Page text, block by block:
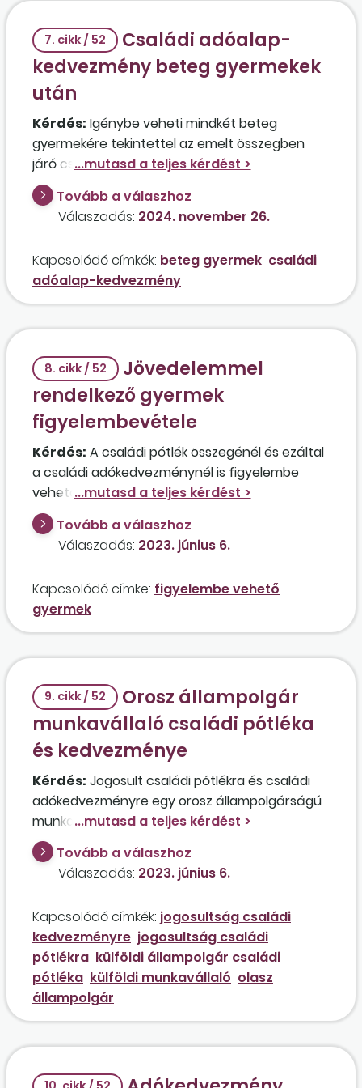
7. cikk / 52
Családi adóalap-
kedvezmény beteg gyermekek
után
Kérdés: Igénybe veheti mindkét beteg
gyermekére tekintettel az emelt összegben
járó családi adóalap-kedvezményt az
édesanya abban az esetben, ha egyedül neveli
7 éves kislányát, aki tartós betegségére
tekintettel emelt összegű családi pótlékot kap,
is, aki születése óta siketnéma, a családi
pótlékot saját jogán kapja, és jelenleg
részmunkaidős munkavállalóként dolgozik, ahol
igénybe veszi a 25 év alattiaknak járó
Tovább a válaszhoz
Válaszadás: 2024. november 26.
Kapcsolódó címkék: beteg gyermek családi
adóalap-kedvezmény
8. cikk / 52
Jövedelemmel
rendelkező gyermek
figyelembevétele
Kérdés: A családi pótlék összegénél és ezáltal
a családi adókedvezménynél is figyelembe
vehető az a felsőoktatás nappali tagozatán
tanuló gyermek, aki őstermelők családi
gazdaságának a tagja?
Tovább a válaszhoz
Válaszadás: 2023. június 6.
Kapcsolódó címke: figyelembe vehető
gyermek
9. cikk / 52
Orosz állampolgár
munkavállaló családi pótléka
és kedvezménye
Kérdés: Jogosult családi pótlékra és családi
adókedvezményre egy orosz állampolgárságú
munkaviszonyban álló dolgozó, aki teljes
jövedelmét egy magyar kft.-től kapja? A
munkavállaló a családjával együtt
Magyarországon él. Milyen jogszabályoknak kell
Tovább a válaszhoz
Válaszadás: 2023. június 6.
Kapcsolódó címkék: jogosultság családi
kedvezményre jogosultság családi
pótlékra külföldi állampolgár családi
pótléka külföldi munkavállaló olasz
állampolgár